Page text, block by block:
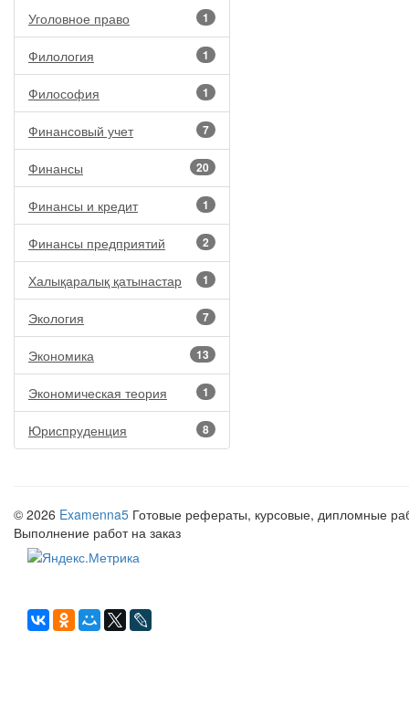
1
Уголовное право
1
Филология
1
Философия
7
Финансовый учет
20
Финансы
1
Финансы и кредит
2
Финансы предприятий
1
Халықаралық қатынастар
7
Экология
13
Экономика
1
Экономическая теория
8
Юриспруденция
© 2026 Examenna5 Готовые рефераты, курсовые, дипломные
Выполнение работ на заказ